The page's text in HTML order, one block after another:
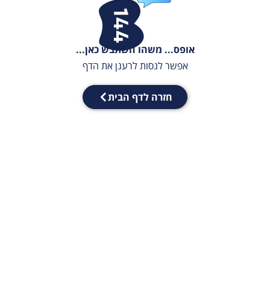
אופס... משהו השתבש כאן...
אפשר לנסות לרענן את הדף
חזרה לדף הבית